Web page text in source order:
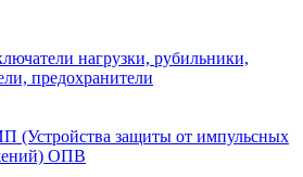
нагрузки, рубильники,
предохранители
(Устройства защиты от импульсных
ОПВ